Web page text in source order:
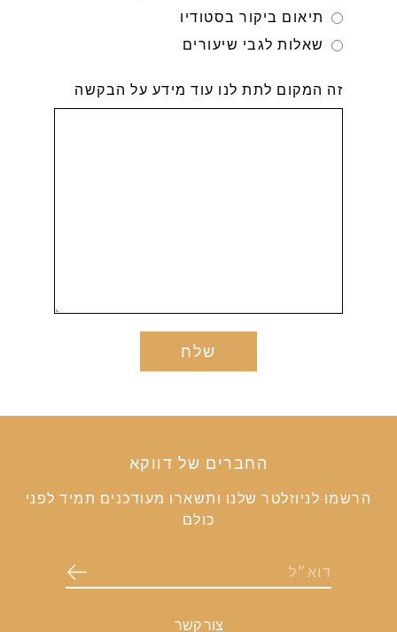
זה המקום לתת לנו עוד מידע על הבקשה
החברים של דווקא
הרשמו לניוזלטר שלנו ותשארו מעודכנים תמיד לפני
כולם
צור קשר